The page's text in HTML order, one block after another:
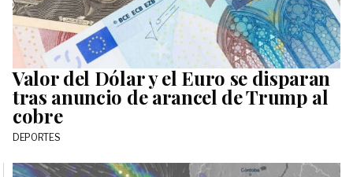
Valor del Dólar y el Euro se disparan
tras anuncio de arancel de Trump al
cobre
DEPORTES